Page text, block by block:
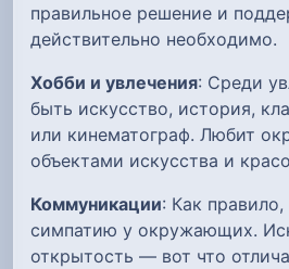
правильное решение и
действительно необходимо.
Хобби и увлечения: Среди
быть искусство, история,
или кинематограф. Любит
объектами искусства и
Коммуникации: Как
симпатию у окружающих.
открытость — вот что